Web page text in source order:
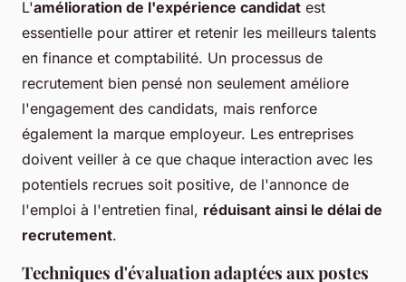
L'amélioration de l'expérience candidat est
essentielle pour attirer et retenir les meilleurs talents
en finance et comptabilité. Un processus de
recrutement bien pensé non seulement améliore
l'engagement des candidats, mais renforce
également la marque employeur. Les entreprises
doivent veiller à ce que chaque interaction avec les
potentiels recrues soit positive, de l'annonce de
l'emploi à l'entretien final, réduisant ainsi le délai de
recrutement.
Techniques d'évaluation adaptées aux postes